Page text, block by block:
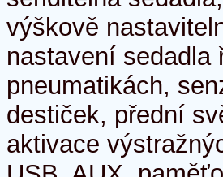
výškově
nastavení sedadla
pneumatikách,
destiček, přední
aktivace